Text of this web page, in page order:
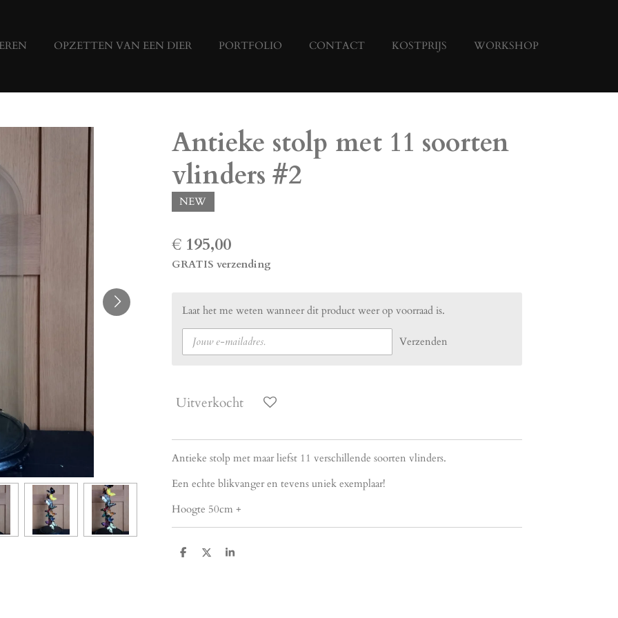
OPZETTEN VAN EEN DIER PORTFOLIO CONTACT KOSTPRIJS WORKSHOP
Antieke stolp met 11 soorten
vlinders #2
NEW
€ 195,00
GRATIS verzending
Laat het me weten wanneer dit product weer op voorraad is.
Verzenden
Uitverkocht
Antieke stolp met maar liefst 11 verschillende soorten vlinders.
Een echte blikvanger en tevens uniek exemplaar!
Hoogte 50cm +
D
D
S